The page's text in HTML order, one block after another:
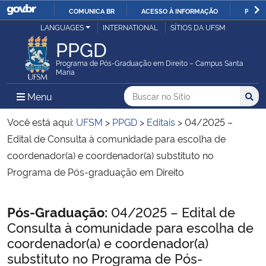
IR
O
COMUNICA BR ACESSO À INFORMAÇÃO
Ministério da Justiça e Segurança Pública
Ministério da Defesa
Ministério das Relações Exteriores
Ministério da Economia
Ministério da Infraestrutura
Ministério da Agricultura, Pecuária e Abastecimento
Ministério da Educação
LANGUAGES INTERNATIONAL SÍTIOS DA UFSM
PPGD
Programa de Pós-Graduação em Direito – Campus Santa
Maria
Menu Menu Principal do Sítio
Busca
Buscar no no Sítio
Busca:
Você está aqui: UFSM > PPGD > Editais >04/2025 –
Edital de Consulta à comunidade para escolha de
coordenador(a) e coordenador(a) substituto no
Programa de Pós-graduação em Direito
Início do conteúdo
Pós-Graduação: 04/2025 – Edital de
Consulta à comunidade para escolha de
coordenador(a) e coordenador(a)
substituto no Programa de Pós-